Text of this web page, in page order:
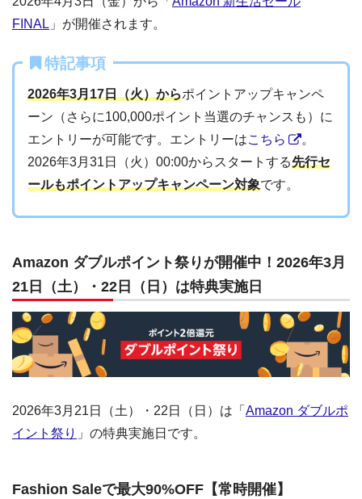
FINAL 」が開催されます。
特記事項
2026年3月17日（火）からポイントアップキャンペ
ーン（さらに100,000ポイント当選のチャンスも）に
エントリーが可能です。エントリーはこちら
。
2026年3月31日（火）00:00からスタートする先行セ
ールもポイントアップキャンペーン対象です。
Amazon ダブルポイント祭りが開催中！2026年3月
21日（土）・22日（日）は特典実施日
2026年3月21日（土）・22日（日）は「 Amazon ダブルポ
イント祭り 」の特典実施日です。
Fashion Saleで最大90%OFF【常時開催】